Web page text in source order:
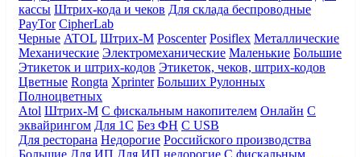
кассы Штрих-кода и чеков Для склада беспроводные
PayTor CipherLab
Черные ATOL Штрих-М Poscenter Posiflex Металлические
Механические Электромеханические Маленькие Большие
Этикеток и штрих-кодов Этикеток, чеков, штрих-кодов
Цветные Rongta Xprinter Больших Рулонных
Полноцветных
Atol Штрих-М С фискальным накопителем Онлайн С
эквайрингом Для 1С Без ФН С USB
Для ресторана Недорогие Российского производства
Большие Для ИП Для ИП недорогие С фискальным